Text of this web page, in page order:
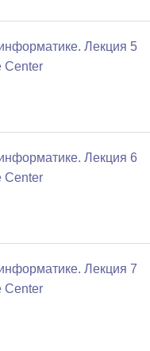
Лекция 5
Center
Лекция 6
Center
Лекция 7
Center